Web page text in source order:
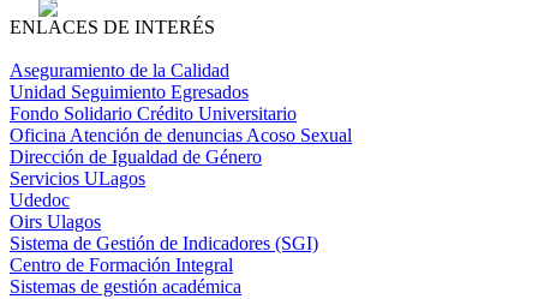
ENLACES DE INTERÉS
Aseguramiento de la Calidad
Unidad Seguimiento Egresados
Fondo Solidario Crédito Universitario
Oficina Atención de denuncias Acoso Sexual
Dirección de Igualdad de Género
Servicios ULagos
Udedoc
Oirs Ulagos
Sistema de Gestión de Indicadores (SGI)
Centro de Formación Integral
Sistemas de gestión académica